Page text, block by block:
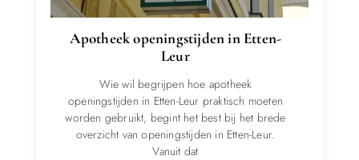
Apotheek openingstijden in Etten-
Leur
Wie wil begrijpen hoe apotheek
openingstijden in Etten-Leur praktisch moeten
worden gebruikt, begint het best bij het brede
overzicht van openingstijden in Etten-Leur.
Vanuit dat